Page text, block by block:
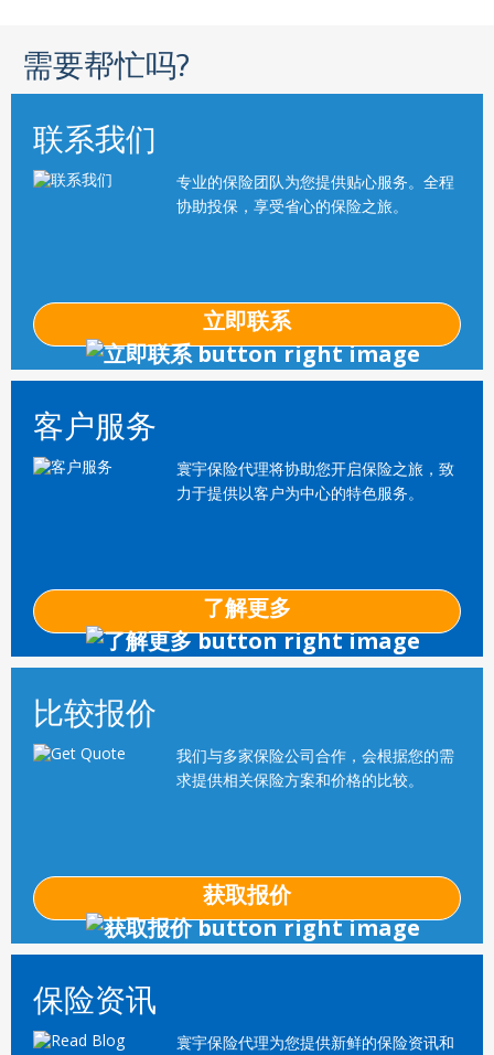
需要帮忙吗?
联系我们
专业的保险团队为您提供贴心服务。全程
协助投保，享受省心的保险之旅。
立即联系
客户服务
寰宇保险代理将协助您开启保险之旅，致
力于提供以客户为中心的特色服务。
了解更多
比较报价
我们与多家保险公司合作，会根据您的需
求提供相关保险方案和价格的比较。
获取报价
保险资讯
寰宇保险代理为您提供新鲜的保险资讯和